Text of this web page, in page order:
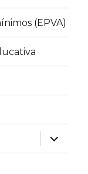
(EPVA)
expande
el
menú